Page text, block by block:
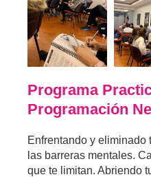
Programa
Programación
Enfrentando y
las barreras mentales.
que te limitan. Abriendo